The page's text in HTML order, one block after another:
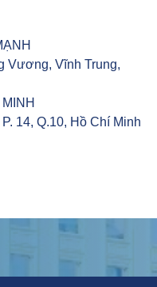
Vương, Vĩnh Trung,
14, Q.10, Hồ Chí Minh